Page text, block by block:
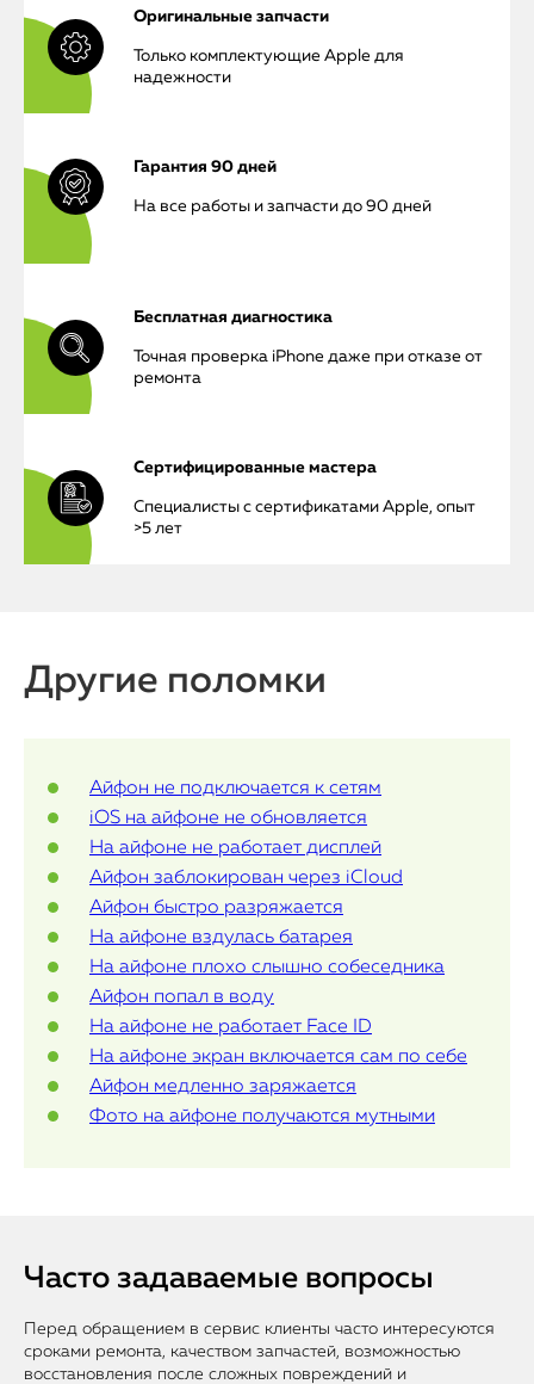
iPhone
iPad
Mac Mini
О нас
Контакты
Статьи
Оригинальные запчасти
Только комплектующие Apple для
надежности
Гарантия 90 дней
На все работы и запчасти до 90 дней
Бесплатная диагностика
Точная проверка iPhone даже при отказе от
ремонта
Сертифицированные мастера
Специалисты с сертификатами Apple, опыт
>5 лет
Другие поломки
Айфон не подключается к сетям
iOS на айфоне не обновляется
На айфоне не работает дисплей
Айфон заблокирован через iCloud
Айфон быстро разряжается
На айфоне вздулась батарея
На айфоне плохо слышно собеседника
Айфон попал в воду
На айфоне не работает Face ID
На айфоне экран включается сам по себе
Айфон медленно заряжается
Фото на айфоне получаются мутными
Часто задаваемые вопросы
Перед обращением в сервис клиенты часто интересуются
сроками ремонта, качеством запчастей, возможностью
восстановления после сложных повреждений и